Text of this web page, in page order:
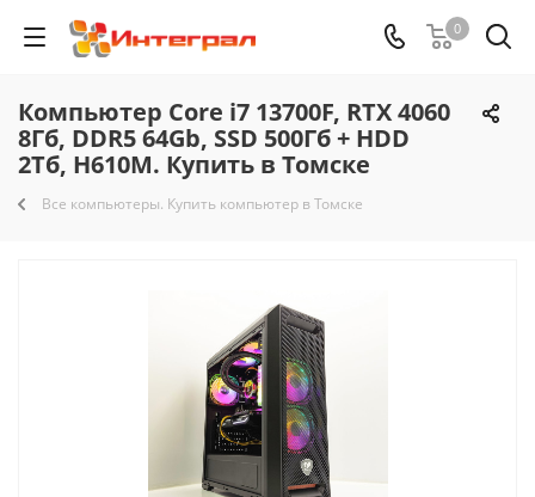
0
Компьютер Core i7 13700F, RTX 4060
8Гб, DDR5 64Gb, SSD 500Гб + HDD
2Тб, H610M. Купить в Томске
Все компьютеры. Купить компьютер в Томске